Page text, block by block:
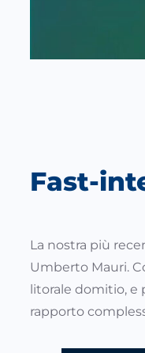
Fast-
La nostra più
Umberto Mauri.
litorale domitio, e
rapporto